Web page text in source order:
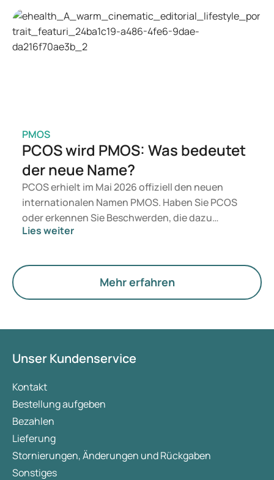
Arzt auf Basis Ihrer Gesundheit, Ihres BMI und
Ihres Medikamentengebrauchs.
PMOS
PCOS wird PMOS: Was bedeutet
der neue Name?
PCOS erhielt im Mai 2026 offiziell den neuen
internationalen Namen PMOS. Haben Sie PCOS
oder erkennen Sie Beschwerden, die dazu
passen? Medizinisch ändert sich vorerst nichts.
Hormone, den Stoffwechsel und die Funktion der
Lies weiter
Mehr erfahren
Unser Kundenservice
Kontakt
Bestellung aufgeben
Bezahlen
Lieferung
Stornierungen, Änderungen und Rückgaben
Sonstiges